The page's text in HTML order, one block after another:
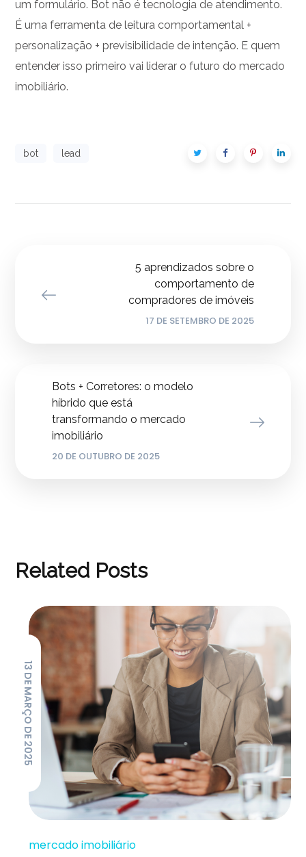
um formulário. Bot não é tecnologia de atendimento.
É uma ferramenta de leitura comportamental +
personalização + previsibilidade de intenção. E quem
entender isso primeiro vai liderar o futuro do mercado
imobiliário.
bot lead
5 aprendizados sobre o
comportamento de
compradores de imóveis
17 DE SETEMBRO DE 2025
Bots + Corretores: o modelo
híbrido que está
transformando o mercado
imobiliário
20 DE OUTUBRO DE 2025
Related Posts
13 DE MARÇO DE 2025
mercado imobiliário